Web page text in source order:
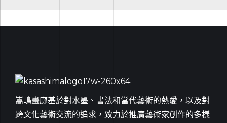
嵩嶋畫廊基於對水墨、書法和當代藝術的熱愛，以及對
跨文化藝術交流的追求，致力於推廣藝術家創作的多樣